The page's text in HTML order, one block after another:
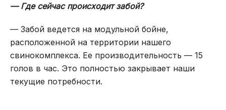
— Где сейчас происходит забой?
— Забой ведется на модульной бойне,
расположенной на территории нашего
свинокомплекса. Ее производительность — 15
голов в час. Это полностью закрывает наши
текущие потребности.